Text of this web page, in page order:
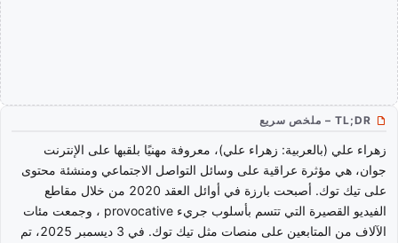
TL;DR – ملخص سريع
زهراء علي (بالعربية: زهراء علي)، معروفة مهنيًا بلقبها على الإنترنت
جوان، هي مؤثرة عراقية على وسائل التواصل الاجتماعي ومنشئة محتوى
على تيك توك. أصبحت بارزة في أوائل العقد 2020 من خلال مقاطع
الفيديو القصيرة التي تتسم بأسلوب جريء provocative ، وجمعت مئات
الآلاف من المتابعين على منصات مثل تيك توك. في 3 ديسمبر 2025، تم